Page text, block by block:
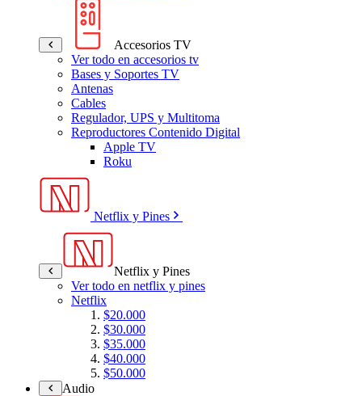
Accesorios TV
Ver todo en accesorios tv
Bases y Soportes TV
Antenas
Cables
Regulador, UPS y Multitoma
Reproductores Contenido Digital
Apple TV
Roku
Netflix y Pines
Netflix y Pines
Ver todo en netflix y pines
Netflix
$20.000
$30.000
$35.000
$40.000
$50.000
Audio